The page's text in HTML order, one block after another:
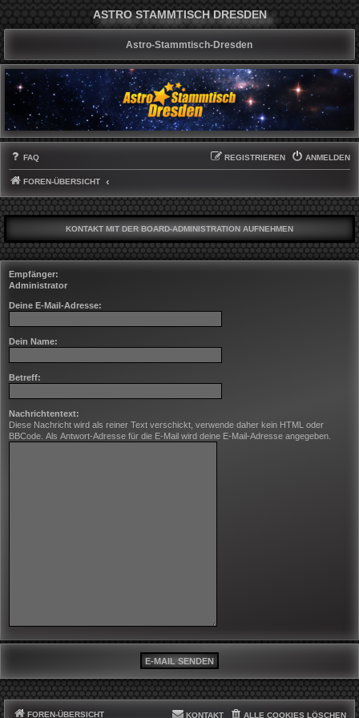
ASTRO STAMMTISCH DRESDEN
Astro-Stammtisch-Dresden
FAQ ANMELDEN
REGISTRIEREN
FOREN-ÜBERSICHT
KONTAKT MIT DER BOARD-ADMINISTRATION AUFNEHMEN
Empfänger:
Administrator
Deine E-Mail-Adresse:
Dein Name:
Betreff:
Nachrichtentext:
Diese Nachricht wird als reiner Text verschickt, verwende daher kein HTML oder
BBCode. Als Antwort-Adresse für die E-Mail wird deine E-Mail-Adresse angegeben.
FOREN-ÜBERSICHT ALLE COOKIES LÖSCHEN
KONTAKT